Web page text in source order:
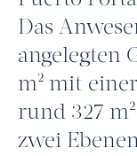
Das
angelegten
m² mit
rund 327
zwei